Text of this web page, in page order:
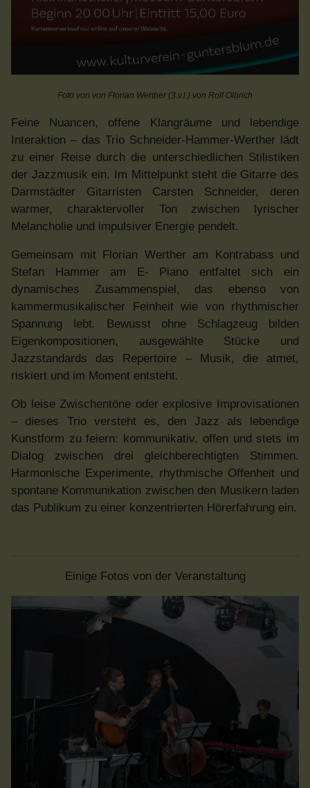
Foto von von Florian Werther (3.v.l.) von Rolf Olbrich
Feine Nuancen, offene Klangräume und lebendige
Interaktion – das Trio Schneider-Hammer-Werther lädt
zu einer Reise durch die unterschiedlichen Stilistiken
der Jazzmusik ein. Im Mittelpunkt steht die Gitarre des
Darmstädter Gitarristen Carsten Schneider, deren
warmer, charaktervoller Ton zwischen lyrischer
Melancholie und impulsiver Energie pendelt.
Gemeinsam mit Florian Werther am Kontrabass und
Stefan Hammer am E- Piano entfaltet sich ein
dynamisches Zusammenspiel, das ebenso von
kammermusikalischer Feinheit wie von rhythmischer
Spannung lebt. Bewusst ohne Schlagzeug bilden
Eigenkompositionen, ausgewählte Stücke und
Jazzstandards das Repertoire – Musik, die atmet,
riskiert und im Moment entsteht.
Ob leise Zwischentöne oder explosive Improvisationen
– dieses Trio versteht es, den Jazz als lebendige
Kunstform zu feiern: kommunikativ, offen und stets im
Dialog zwischen drei gleichberechtigten Stimmen.
Harmonische Experimente, rhythmische Offenheit und
spontane Kommunikation zwischen den Musikern laden
das Publikum zu einer konzentrierten Hörerfahrung ein.
Einige Fotos von der Veranstaltung